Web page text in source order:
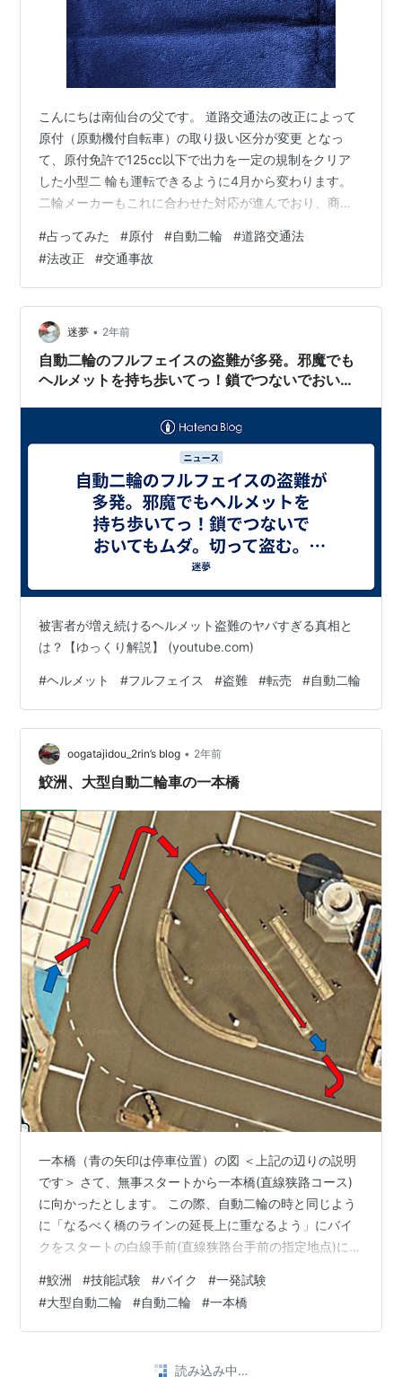
こんにちは南仙台の父です。 道路交通法の改正によって
原付（原動機付自転車）の取り扱い区分が変更 となっ
て、原付免許で125cc以下で出力を一定の規制をクリア
した小型二 輪も運転できるように4月から変わります。
二輪メーカーもこれに合わせた対応が進んでおり、商用
カブも姿を消すことになりました。 原付免許で運転でき
る車両が大型化することによる懸念であったり、交通 ル
ールの誤解による事故の発生などを問題視する声もあり
ます。 果たしてこの改正によって交通上の問題は増える
ことになるのでしょうか。 写真は鑑定の結果となりま
す。 左側が結果、右側が環境条件…
#占ってみた #原付 #自動二輪 #道路交通法
#法改正 #交通事故
迷夢 • 2年前
自動二輪のフルフェイスの盗難が多発。邪魔でも
ヘルメットを持ち歩いてっ！鎖でつないでおいて
サイトや店にも責任取らせるべき。
被害者が増え続けるヘルメット盗難のヤバすぎる真相と
は？【ゆっくり解説】 (youtube.com)
#ヘルメット #フルフェイス #盗難 #転売 #自動二輪
oogatajidou_2rin’s blog • 2年前
鮫洲、大型自動二輪車の一本橋
一本橋（青の矢印は停車位置）の図 ＜上記の辺りの説明
です＞ さて、無事スタートから一本橋(直線狭路コース)
に向かったとします。 この際、自動二輪の時と同じよう
に「なるべく橋のラインの延長上に重なるよう」にバイ
クをスタートの白線手前(直線狭路台手前の指定地点)に止
二輪のときに教わったまんまですが目線の目標として使
えそうなのが坂道発進の坂道入口の道路標識です。白い
棒が2本ほど見えますので、それを目線の目標にすると良
#鮫洲 #技能試験 #バイク #一発試験
#大型自動二輪 #自動二輪 #一本橋
読み込み中…